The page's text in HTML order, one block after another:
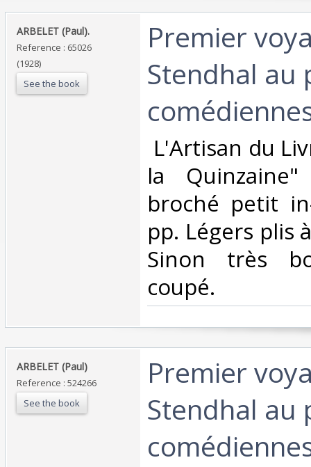
‎ARBELET (Paul).‎
Reference : 65026
(1928)
See the book
‎Premier
Stendhal au
L'Artisan du
la
broché petit
pp. Légers plis
Sinon très
coupé.‎
‎ARBELET (Paul)‎
Reference : 524266
See the book
‎Premier
Stendhal au